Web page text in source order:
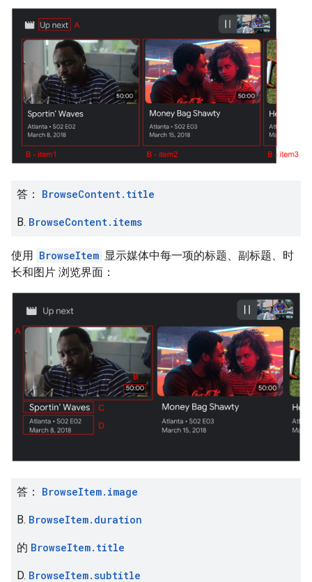
答： BrowseContent.title
B. BrowseContent.items
使用 BrowseItem 显示媒体中每一项的标题、副标题、时
长和图片 浏览界面：
答： BrowseItem.image
B. BrowseItem.duration
的 BrowseItem.title
D. BrowseItem.subtitle